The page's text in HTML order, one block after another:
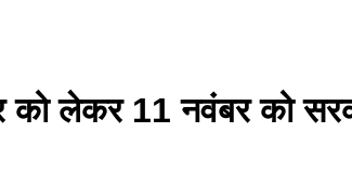
लेकर 11 नवंबर को